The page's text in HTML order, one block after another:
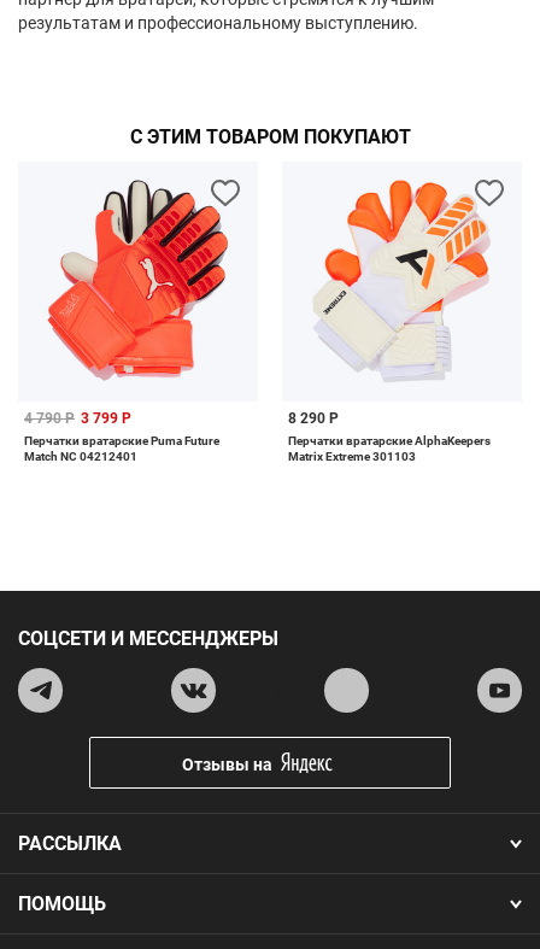
результатам и профессиональному выступлению.
С ЭТИМ ТОВАРОМ ПОКУПАЮТ
4 790 Р 3 799 Р
Перчатки вратарские Puma Future
Match NC 04212401
8 290 Р
Перчатки вратарские AlphaKeepers
Matrix Extreme 301103
ПОМОЩЬ
РАССЫЛКА
СОЦСЕТИ И МЕССЕНДЖЕРЫ
Отзывы на